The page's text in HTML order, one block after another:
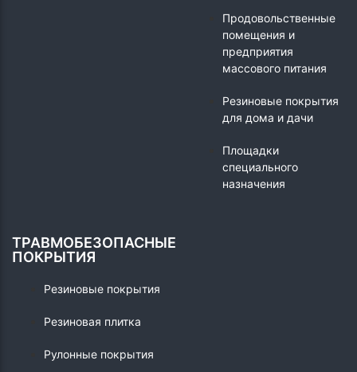
Продовольственные
помещения и
предприятия
массового питания
Резиновые покрытия
для дома и дачи
Площадки
специального
назначения
ТРАВМОБЕЗОПАСНЫЕ
ПОКРЫТИЯ
Резиновые покрытия
Резиновая плитка
Рулонные покрытия